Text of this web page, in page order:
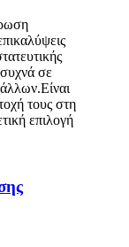
σε
τους στη
επιλογή